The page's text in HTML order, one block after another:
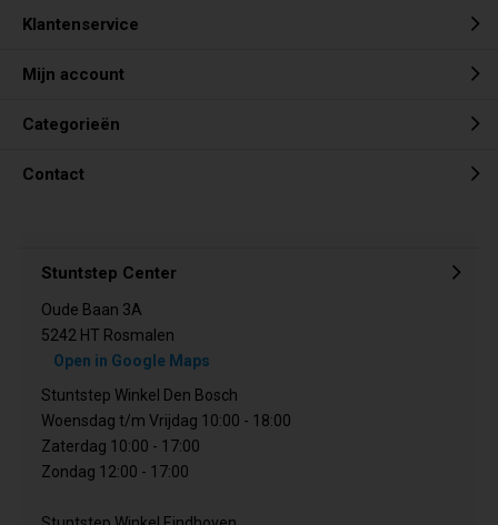
Klantenservice
Mijn account
Categorieën
Contact
Stuntstep Center
Oude Baan 3A
5242 HT Rosmalen
Open in Google Maps
Stuntstep Winkel Den Bosch
Woensdag t/m Vrijdag 10:00 - 18:00
Zaterdag 10:00 - 17:00
Zondag 12:00 - 17:00